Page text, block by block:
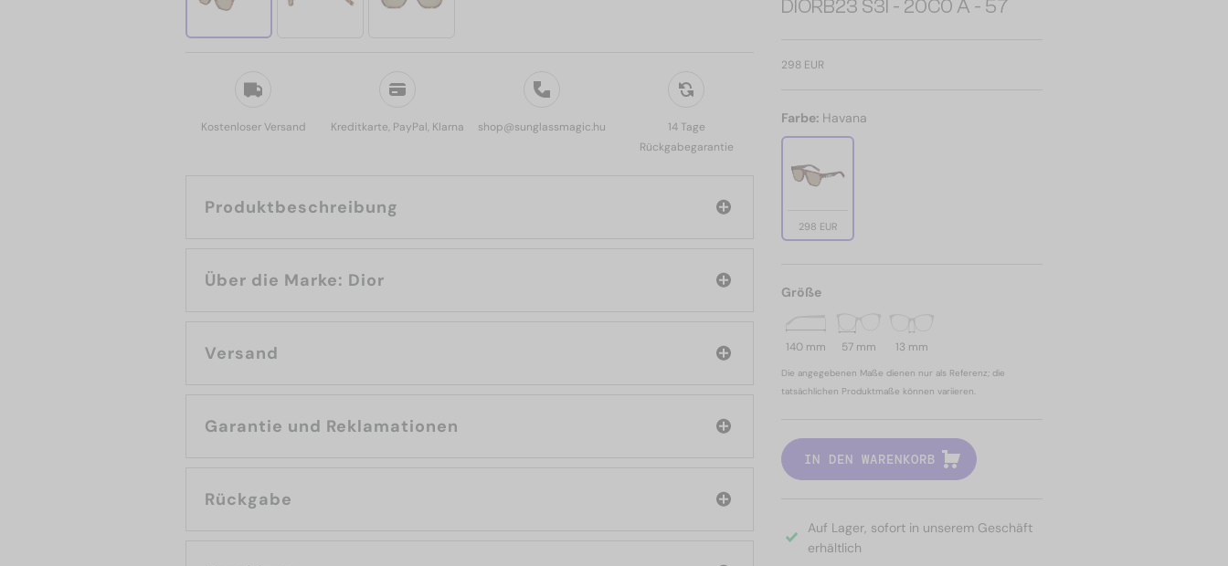
Kostenloser Versand Kreditkarte, PayPal, Klarna shop@sunglassmagic.hu
14 Tage
Rückgabegarantie
Produktbeschreibung
Über die Marke: Dior
Versand
Garantie und Reklamationen
Rückgabe
DIORB23 S3I - 20C0 A - 57
298 EUR
Farbe: Havana
298 EUR
Größe
140 mm 57 mm 13 mm
Die angegebenen Maße dienen nur als Referenz; die
tatsächlichen Produktmaße können variieren.
IN DEN WARENKORB
Auf Lager, sofort in unserem Geschäft
erhältlich